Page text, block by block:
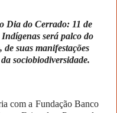
Dia do Cerrado: 11 de
será palco do
suas manifestações
sociobiodiversidade.
com a Fundação Banco